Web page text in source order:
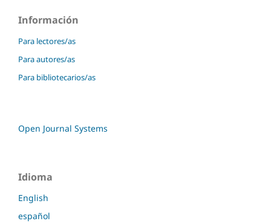
Información
Para lectores/as
Para autores/as
Para bibliotecarios/as
Open Journal Systems
Idioma
English
español